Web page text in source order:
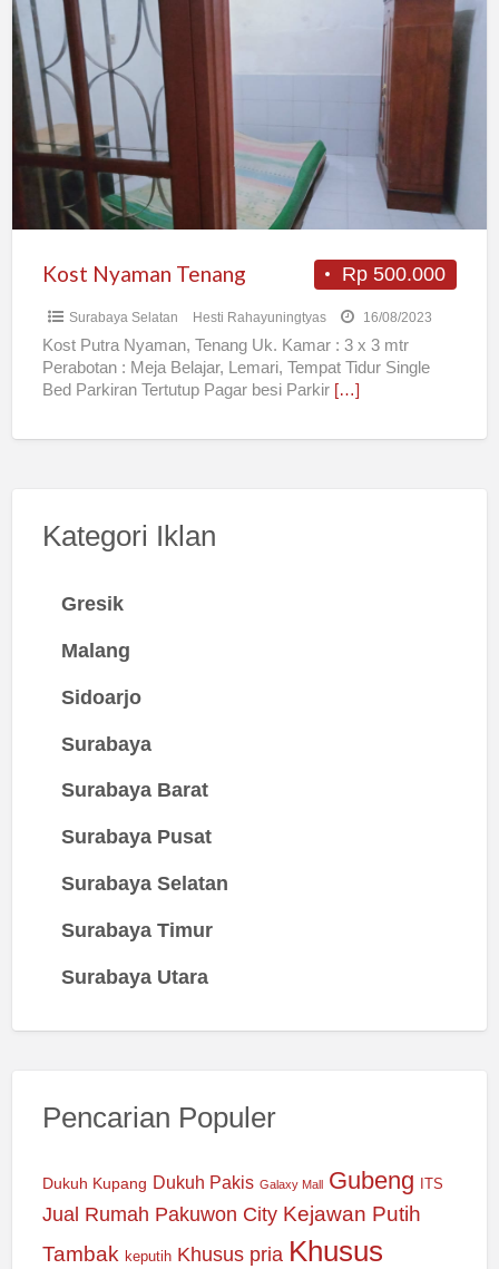
Nyaman
Tenang
Rp 500.000
Kost Nyaman Tenang
Surabaya Selatan Hesti Rahayuningtyas 16/08/2023
Kost Putra Nyaman, Tenang Uk. Kamar : 3 x 3 mtr
Perabotan : Meja Belajar, Lemari, Tempat Tidur Single
Bed Parkiran Tertutup Pagar besi Parkir […]
Kategori Iklan
Gresik
Malang
Sidoarjo
Surabaya
Surabaya Barat
Surabaya Pusat
Surabaya Selatan
Surabaya Timur
Surabaya Utara
Pencarian Populer
Dukuh Kupang Dukuh Pakis Galaxy Mall Gubeng ITS
Jual Rumah Pakuwon City Kejawan Putih
Tambak keputih Khusus pria Khusus